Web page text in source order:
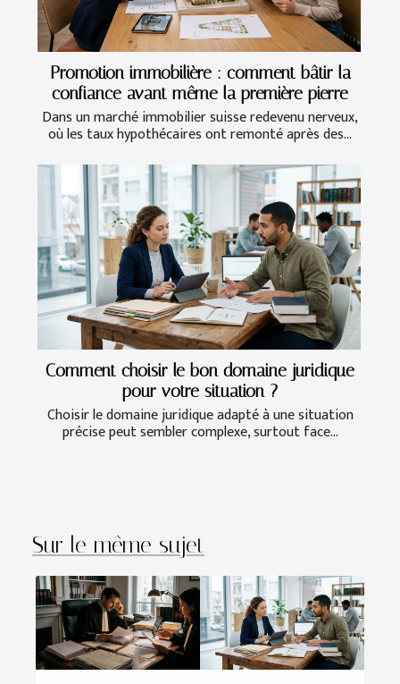
Promotion immobilière : comment bâtir la
confiance avant même la première pierre
Dans un marché immobilier suisse redevenu nerveux,
où les taux hypothécaires ont remonté après des...
Comment choisir le bon domaine juridique
pour votre situation ?
Choisir le domaine juridique adapté à une situation
précise peut sembler complexe, surtout face...
Sur le même sujet